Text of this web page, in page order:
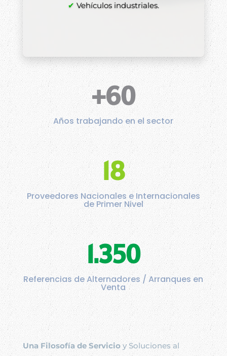
✔ Vehículos industriales.
+60
Años trabajando en el sector
18
Proveedores Nacionales e Internacionales
de Primer Nivel
1.350
Referencias de Alternadores / Arranques en
Venta
Una Filosofía de Servicioy Soluciones al